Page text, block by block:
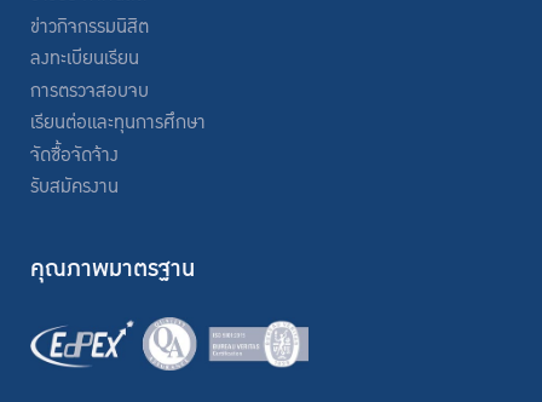
ข่าวกิจกรรมนิสิต
ลงทะเบียนเรียน
การตรวจสอบจบ
เรียนต่อและทุนการศึกษา
จัดซื้อจัดจ้าง
รับสมัครงาน
คุณภาพมาตรฐาน